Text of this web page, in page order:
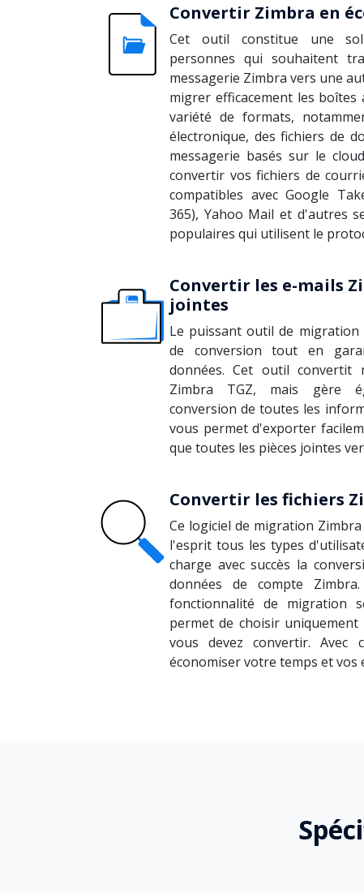
Convertir Zimbra en
Cet outil constitue une
personnes qui souhaitent
messagerie Zimbra vers une
migrer efficacement les
variété de formats,
électronique, des fichiers de
messagerie basés sur le
convertir vos fichiers de
compatibles avec Google
365), Yahoo Mail et d'autres
populaires qui utilisent le
Convertir les e-mails
jointes
Le puissant outil de migration
de conversion tout en
données. Cet outil convertit
Zimbra TGZ, mais gère
conversion de toutes les
vous permet d'exporter
que toutes les pièces jointes
Convertir les fichiers
Ce logiciel de migration
l'esprit tous les types
charge avec succès la
données de compte
fonctionnalité de migration
permet de choisir
vous devez convertir. Avec
économiser votre temps et vos